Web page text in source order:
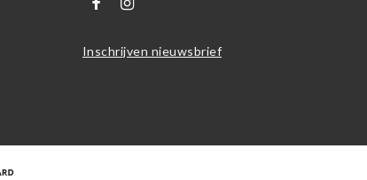
Inschrijven nieuwsbrief